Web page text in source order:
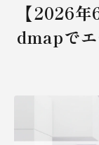
【2026
dmapで